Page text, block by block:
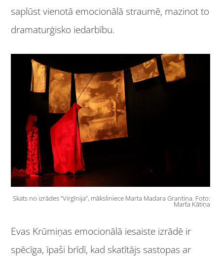
saplūst vienotā emocionālā straumē, mazinot to
dramaturģisko iedarbību.
Skats no izrādes “Virgīnija”, māksliniece Marta Madara Grantiņa. Foto:
Marta Kātiņa
Evas Krūmiņas emocionālā iesaiste izrādē ir
spēcīga, īpaši brīdī, kad skatītājs sastopas ar